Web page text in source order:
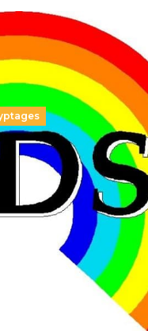
pour les
!
Peter Magyar
liberté" ont remporté une
ministre sortant, Viktor